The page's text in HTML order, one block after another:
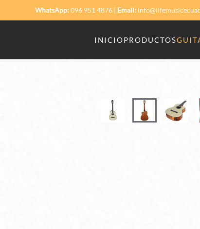
Skip to main content
WhatsApp: 096 951 4876 | Email:
INICIOPRODUCTOS